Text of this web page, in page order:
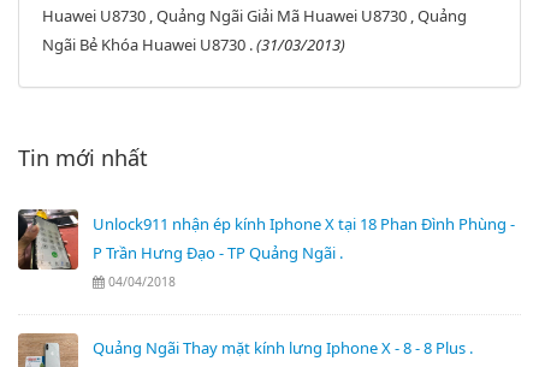
Huawei U8730 , Quảng Ngãi Giải Mã Huawei U8730 , Quảng
Ngãi Bẻ Khóa Huawei U8730 .(31/03/2013)
Tin mới nhất
Unlock911 nhận ép kính Iphone X tại 18 Phan Đình Phùng -
P Trần Hưng Đạo - TP Quảng Ngãi .
04/04/2018
Quảng Ngãi Thay mặt kính lưng Iphone X - 8 - 8 Plus .